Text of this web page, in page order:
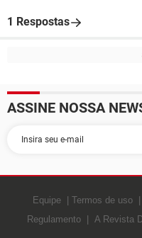
1 Respostas
ASSINE NOSSA
Equipe Termos de uso
Regulamento
A Revista